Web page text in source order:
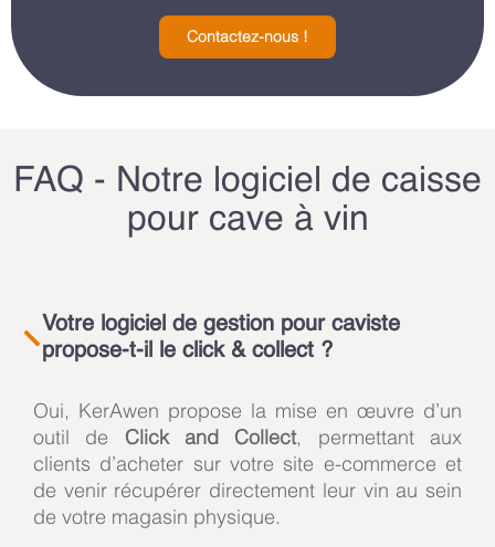
Contactez-nous !
FAQ - Notre logiciel de caisse
pour cave à vin
Votre logiciel de gestion pour caviste
propose-t-il le click & collect ?
Oui, KerAwen propose la mise en œuvre d’un
outil de Click and Collect, permettant aux
clients d’acheter sur votre site e-commerce et
de venir récupérer directement leur vin au sein
de votre magasin physique.